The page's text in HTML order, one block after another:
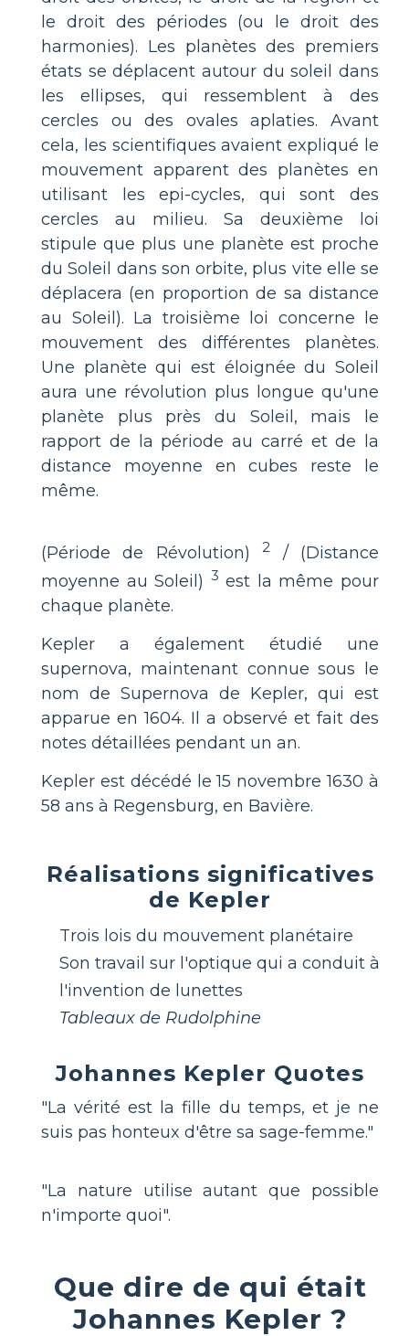
le droit des périodes (ou le droit des
harmonies). Les planètes des premiers
états se déplacent autour du soleil dans
les ellipses, qui ressemblent à des
cercles ou des ovales aplaties. Avant
cela, les scientifiques avaient expliqué le
mouvement apparent des planètes en
utilisant les epi-cycles, qui sont des
cercles au milieu. Sa deuxième loi
stipule que plus une planète est proche
du Soleil dans son orbite, plus vite elle se
déplacera (en proportion de sa distance
au Soleil). La troisième loi concerne le
mouvement des différentes planètes.
Une planète qui est éloignée du Soleil
aura une révolution plus longue qu'une
planète plus près du Soleil, mais le
rapport de la période au carré et de la
distance moyenne en cubes reste le
même.
(Période de Révolution) 2 / (Distance
moyenne au Soleil) 3 est la même pour
chaque planète.
Kepler a également étudié une
supernova, maintenant connue sous le
nom de Supernova de Kepler, qui est
apparue en 1604. Il a observé et fait des
notes détaillées pendant un an.
Kepler est décédé le 15 novembre 1630 à
58 ans à Regensburg, en Bavière.
Réalisations significatives
de Kepler
Trois lois du mouvement planétaire
Son travail sur l'optique qui a conduit à
l'invention de lunettes
Tableaux de Rudolphine
Johannes Kepler Quotes
"La vérité est la fille du temps, et je ne
suis pas honteux d'être sa sage-femme."
"La nature utilise autant que possible
n'importe quoi".
Que dire de qui était
Johannes Kepler ?